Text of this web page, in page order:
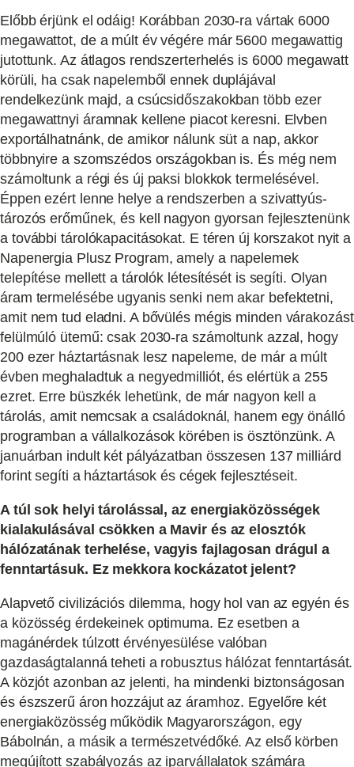
Előbb érjünk el odáig! Korábban 2030-ra vártak 6000
megawattot, de a múlt év végére már 5600 megawattig
jutottunk. Az átlagos rendszerterhelés is 6000 megawatt
körüli, ha csak napelemből ennek duplájával
rendelkezünk majd, a csúcsidőszakokban több ezer
megawattnyi áramnak kellene piacot keresni. Elvben
exportálhatnánk, de amikor nálunk süt a nap, akkor
többnyire a szomszédos országokban is. És még nem
számoltunk a régi és új paksi blokkok termelésével.
Éppen ezért lenne helye a rendszerben a szivattyús-
tározós erőműnek, és kell nagyon gyorsan fejlesztenünk
a további tárolókapacitásokat. E téren új korszakot nyit a
Napenergia Plusz Program, amely a napelemek
telepítése mellett a tárolók létesítését is segíti. Olyan
áram termelésébe ugyanis senki nem akar befektetni,
amit nem tud eladni. A bővülés mégis minden várakozást
felülmúló ütemű: csak 2030-ra számoltunk azzal, hogy
200 ezer háztartásnak lesz napeleme, de már a múlt
évben meghaladtuk a negyedmilliót, és elértük a 255
ezret. Erre büszkék lehetünk, de már nagyon kell a
tárolás, amit nemcsak a családoknál, hanem egy önálló
programban a vállalkozások körében is ösztönzünk. A
januárban indult két pályázatban összesen 137 milliárd
forint segíti a háztartások és cégek fejlesztéseit.
A túl sok helyi tárolással, az energiaközösségek
kialakulásával csökken a Mavir és az elosztók
hálózatának terhelése, vagyis fajlagosan drágul a
fenntartásuk. Ez mekkora kockázatot jelent?
Alapvető civilizációs dilemma, hogy hol van az egyén és
a közösség érdekeinek optimuma. Ez esetben a
magánérdek túlzott érvényesülése valóban
gazdaságtalanná teheti a robusztus hálózat fenntartását.
A közjót azonban az jelenti, ha mindenki biztonságosan
és észszerű áron hozzájut az áramhoz. Egyelőre két
energiaközösség működik Magyarországon, egy
Bábolnán, a másik a természetvédőké. Az első körben
megújított szabályozás az iparvállalatok számára